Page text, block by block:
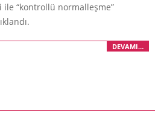
“kontrollü normalleşme”
DEVAMI…